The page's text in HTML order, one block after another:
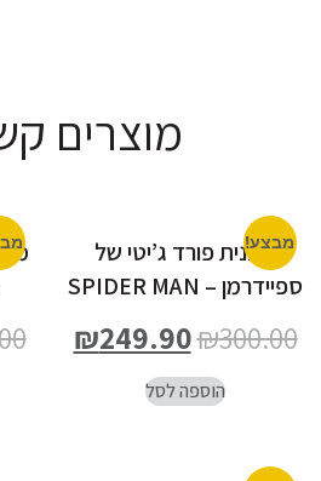
מוצרים
מבצע!
מכונית פורד ג’יטי של
ספיידרמן – SPIDER MAN
₪300.00
₪249.90
הוספה לסל